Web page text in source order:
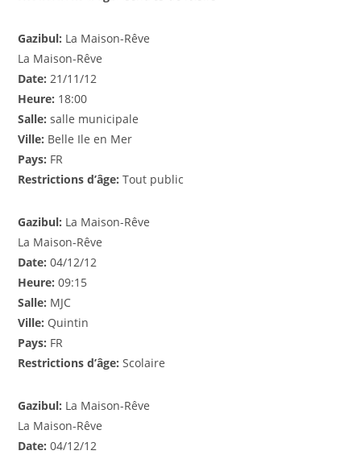
Gazibul: La Maison-Rêve
La Maison-Rêve
Date: 21/11/12
Heure: 18:00
Salle: salle municipale
Ville: Belle Ile en Mer
Pays: FR
Restrictions d’âge: Tout public
Gazibul: La Maison-Rêve
La Maison-Rêve
Date: 04/12/12
Heure: 09:15
Salle: MJC
Ville: Quintin
Pays: FR
Restrictions d’âge: Scolaire
Gazibul: La Maison-Rêve
La Maison-Rêve
Date: 04/12/12